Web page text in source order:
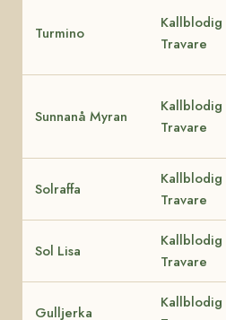
Turmino
Kallblodig
Travare
Sunnanå Myran
Kallblodig
Travare
Solraffa
Kallblodig
Travare
Sol Lisa
Kallblodig
Travare
Gulljerka
Kallblodig